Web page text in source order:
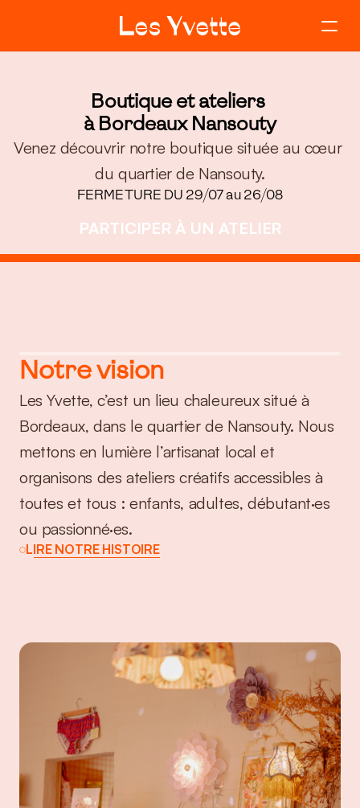
Rejoindre la boutique
Les artisanes
Nos ateliers
Boutique et ateliers
à Bordeaux Nansouty
Venez découvrir notre boutique située au cœur
du quartier de Nansouty.
FERMETURE DU 29/07 au 26/08
PARTICIPER À UN ATELIER
Notre vision
Les Yvette, c’est un lieu chaleureux situé à
Bordeaux, dans le quartier de Nansouty. Nous
mettons en lumière l’artisanat local et
organisons des ateliers créatifs accessibles à
toutes et tous : enfants, adultes, débutant·es
ou passionné·es.
LIRE NOTRE HISTOIRE